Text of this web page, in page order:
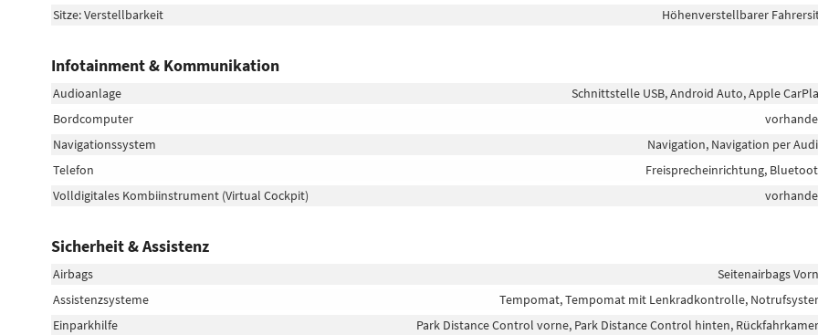
Sitze: Verstellbarkeit
Höhenverstellbarer
Infotainment & Kommunikation
Audioanlage
Schnittstelle USB, Android Auto, Apple
Bordcomputer
Navigationssystem
Navigation, Navigation per
Telefon
Freisprecheinrichtung,
Volldigitales Kombiinstrument (Virtual Cockpit)
Sicherheit & Assistenz
Airbags
Seitenairbags
Assistenzsysteme
Tempomat, Tempomat mit Lenkradkontrolle,
Einparkhilfe
Park Distance Control vorne, Park Distance Control hinten,